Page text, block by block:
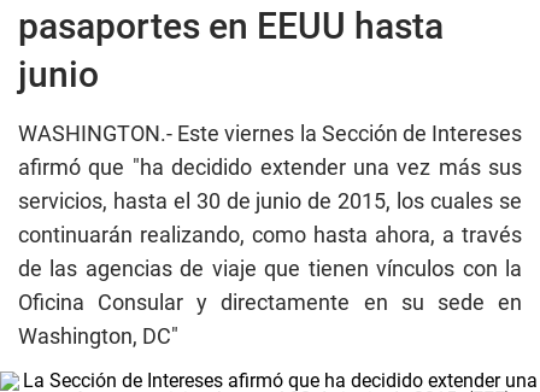
pasaportes en EEUU hasta
junio
WASHINGTON.- Este viernes la Sección de Intereses
afirmó que "ha decidido extender una vez más sus
servicios, hasta el 30 de junio de 2015, los cuales se
continuarán realizando, como hasta ahora, a través
de las agencias de viaje que tienen vínculos con la
Oficina Consular y directamente en su sede en
Washington, DC"